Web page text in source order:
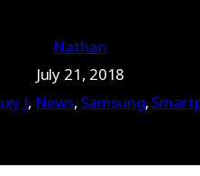
Nathan
July 21, 2018
J, News, Samsung,